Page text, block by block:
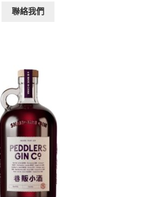
聯絡我們